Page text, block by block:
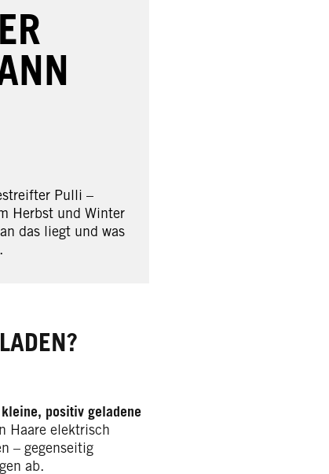
Pulli –
Herbst und Winter
das liegt und was
kleine, positiv geladene
Haare elektrisch
– gegenseitig
ab.